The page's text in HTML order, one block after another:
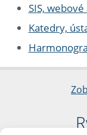
SIS,
Katedry,